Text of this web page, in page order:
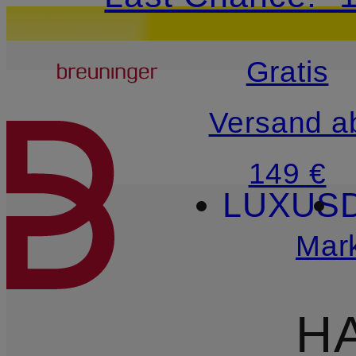
ZUM HAUPTINHALT
15€-
Breuninger
Gratis
Versand
149 €
LUXUS